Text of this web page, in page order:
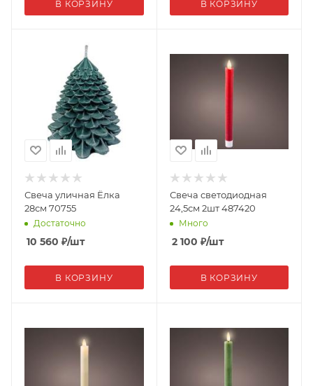
В КОРЗИНУ В КОРЗИНУ
Свеча уличная Ёлка
28см 70755
Достаточно
10 560 ₽/шт
В КОРЗИНУ
Свеча светодиодная
24,5см 2шт 487420
Много
2 100 ₽/шт
В КОРЗИНУ